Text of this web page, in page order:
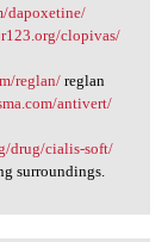
dapoxetine/
clopivas/
reglan/reglan
antivert/
drug/cialis-soft/
surroundings.